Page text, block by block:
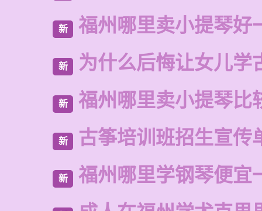
新 福州哪里卖小提琴好
新 为什么后悔让女儿学
新 福州哪里卖小提琴比
新 古筝培训班招生宣传
新 福州哪里学钢琴便宜